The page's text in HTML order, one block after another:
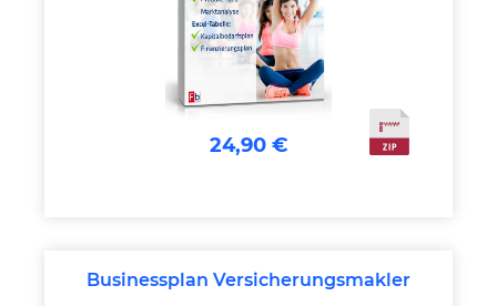
24,90 €
Businessplan Versicherungsmakler